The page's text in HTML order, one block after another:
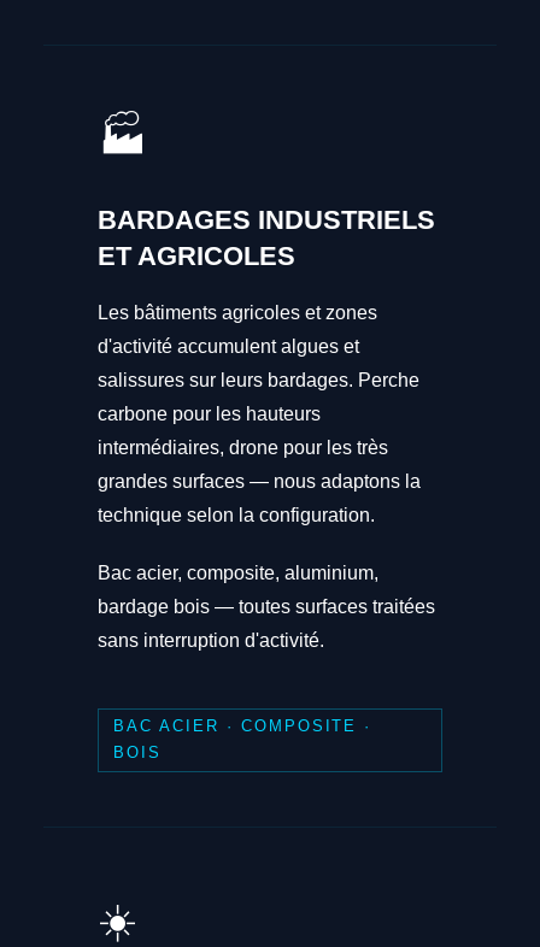
🏭
BARDAGES INDUSTRIELS
ET AGRICOLES
Les bâtiments agricoles et zones
d'activité accumulent algues et
salissures sur leurs bardages. Perche
carbone pour les hauteurs
intermédiaires, drone pour les très
grandes surfaces — nous adaptons la
technique selon la configuration.
Bac acier, composite, aluminium,
bardage bois — toutes surfaces traitées
sans interruption d'activité.
BAC ACIER · COMPOSITE ·
BOIS
☀️